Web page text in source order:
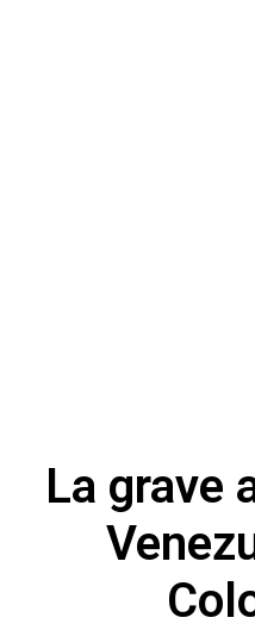
La grave